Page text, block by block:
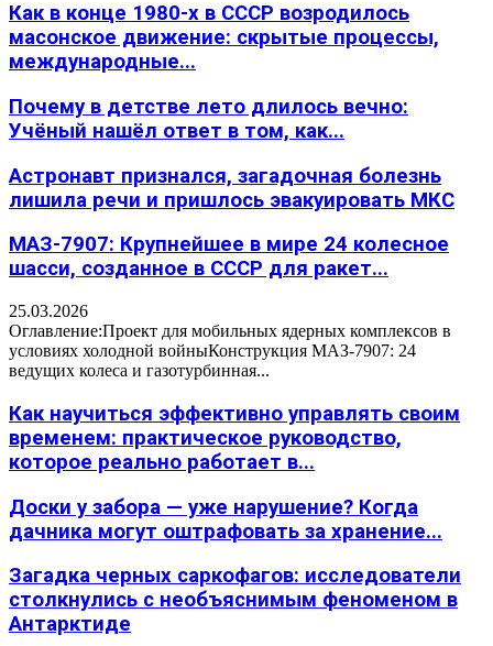
Как в конце 1980-х в СССР возродилось
масонское движение: скрытые процессы,
международные...
Почему в детстве лето длилось вечно:
Учёный нашёл ответ в том, как...
Астронавт признался, загадочная болезнь
лишила речи и пришлось эвакуировать МКС
МАЗ-7907: Крупнейшее в мире 24 колесное
шасси, созданное в СССР для ракет...
25.03.2026
Оглавление:Проект для мобильных ядерных комплексов в
условиях холодной войныКонструкция МАЗ-7907: 24
ведущих колеса и газотурбинная...
Как научиться эффективно управлять своим
временем: практическое руководство,
которое реально работает в...
Доски у забора — уже нарушение? Когда
дачника могут оштрафовать за хранение...
Загадка черных саркофагов: исследователи
столкнулись с необъяснимым феноменом в
Антарктиде